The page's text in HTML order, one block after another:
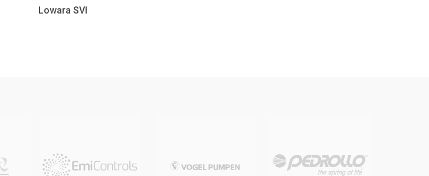
Lowara SVI